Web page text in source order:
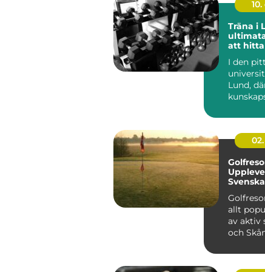
Träna i
att
I den
Lund,
allt
av aktiv
och